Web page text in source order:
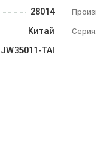
28014
Китай Серия:
JW35011-TAI